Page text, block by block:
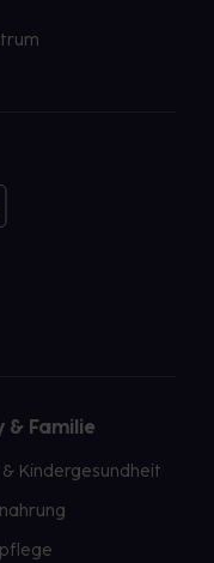
& Familie
Kindergesundheit